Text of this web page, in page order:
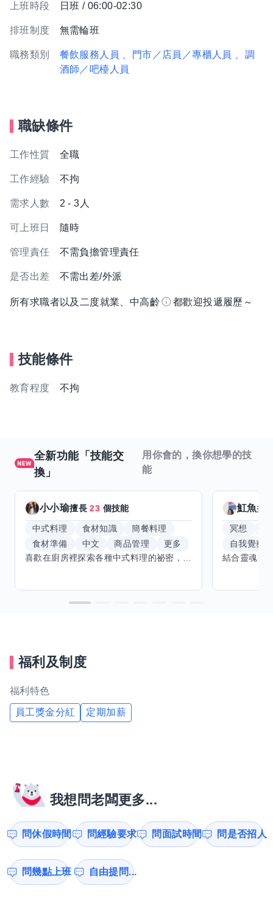
上班時段 日班 / 06:00-02:30
排班制度 無需輪班
職務類別 餐飲服務人員 、門市／店員／專櫃人員
、調
酒師／吧檯人員
職缺條件
工作性質 全職
工作經驗 不拘
需求人數 2 - 3人
可上班日 隨時
管理責任 不需負擔管理責任
是否出差 不需出差/外派
所有求職者以及二度就業、中高齡 都歡迎投遞履歷～
技能條件
教育程度 不拘
全新功能「技能交
換」
用你會的，換你想學的技
能
小小瑜擅長23 個技能
中式料理 食材知識
簡餐料理
食材準備
中文 商品管理
更多
魟魚擅
冥想
自我覺察
福利及制度
福利特色
員工獎金分紅 定期加薪
我想問老闆更多...
問休假時間 問經驗要求 問面試時間 問是否招人
問幾點上班 自由提問...